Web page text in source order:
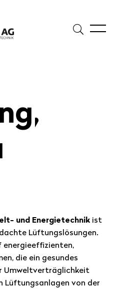
Suche
und Energietechnik ist
Lüftungslösungen.
energieeffizienten,
die ein gesundes
Umweltverträglichkeit
Lüftungsanlagen von der